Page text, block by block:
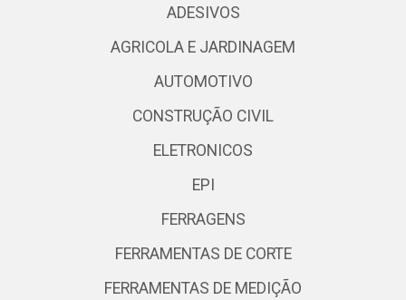
ADESIVOS
AGRICOLA E JARDINAGEM
AUTOMOTIVO
CONSTRUÇÃO CIVIL
ELETRONICOS
EPI
FERRAGENS
FERRAMENTAS DE CORTE
FERRAMENTAS DE MEDIÇÃO